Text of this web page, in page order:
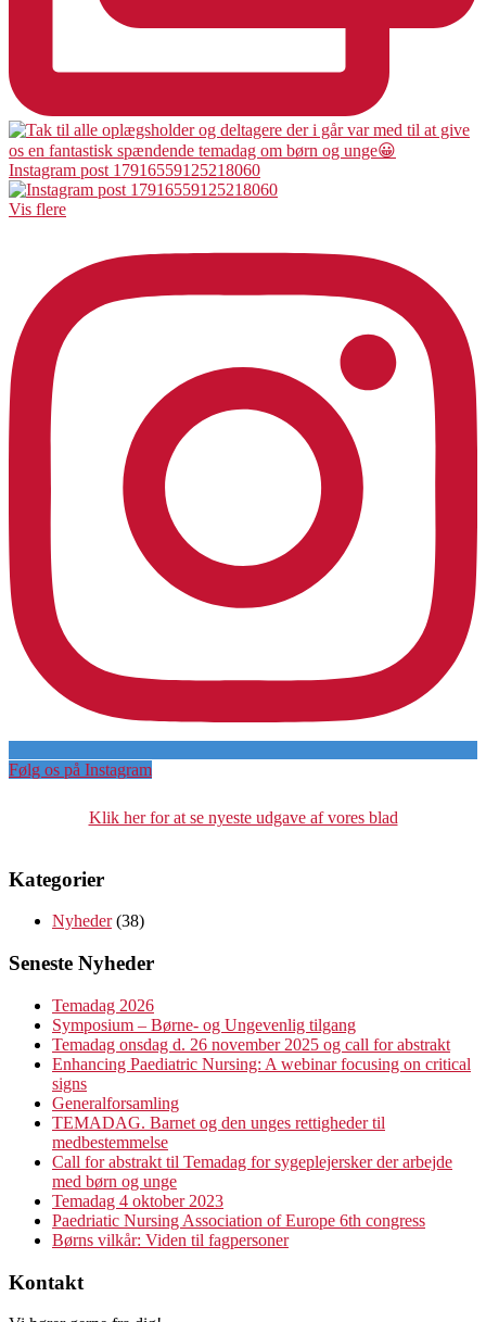
Instagram post 17916559125218060
Vis flere
Følg os på Instagram
Klik her for at se nyeste udgave af vores blad
Kategorier
Nyheder(38)
Seneste Nyheder
Temadag 2026
Symposium – Børne- og Ungevenlig tilgang
Temadag onsdag d. 26 november 2025 og call for abstrakt
Enhancing Paediatric Nursing: A webinar focusing on critical
signs
Generalforsamling
TEMADAG. Barnet og den unges rettigheder til
medbestemmelse
Call for abstrakt til Temadag for sygeplejersker der arbejde
med børn og unge
Temadag 4 oktober 2023
Paedriatic Nursing Association of Europe 6th congress
Børns vilkår: Viden til fagpersoner
Kontakt